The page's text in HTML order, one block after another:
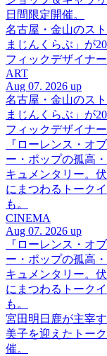
日間限定開催。
名古屋・金山のス
まじんくらぶ」が
フィックデザイナ
ART
Aug 07. 2026 up
名古屋・金山のス
まじんくらぶ」が
フィックデザイナ
『ローレンス・オ
ー・ポップの孤高
キュメンタリー。
にまつわるトーク
も。
CINEMA
Aug 07. 2026 up
『ローレンス・オ
ー・ポップの孤高
キュメンタリー。
にまつわるトーク
も。
宮田明日鹿が主宰
美子を迎えたトー
催。